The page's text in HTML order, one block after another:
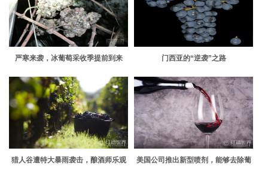
严寒来袭，冰葡萄采收季提前到来 门西亚的“逆袭”之路
猎人谷遭特大暴雨袭击，酿酒师乐观
美国公司推出新型喷剂，能够去除葡